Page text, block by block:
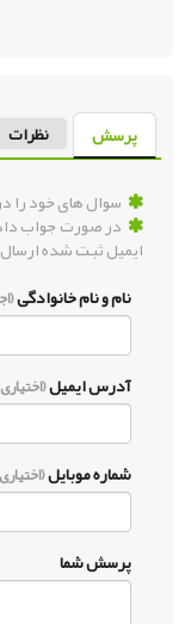
پرسش نظرات
سوال های خود را
در صورت جواب
ایمیل ثبت شده
نام و نام خانوادگی
آدرس ایمیل
شماره موبایل
پرسش شما